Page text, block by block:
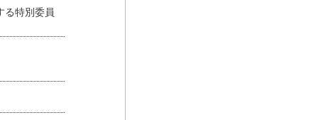
る特別委員